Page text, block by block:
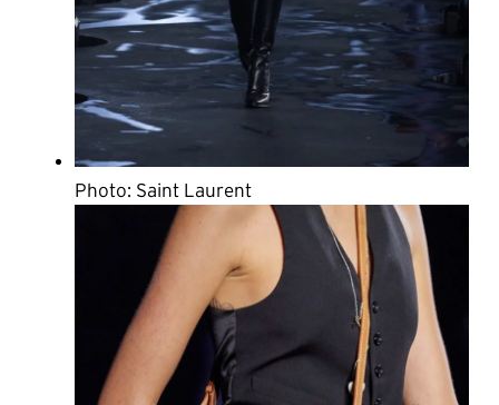
Photo: Saint Laurent